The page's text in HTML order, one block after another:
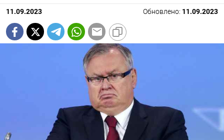
11.09.2023 Обновлено: 11.09.2023